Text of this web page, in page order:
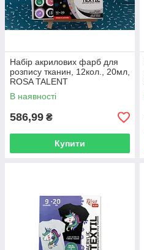
Набір акрилових фарб для
розпису тканин, 12кол., 20мл,
ROSA TALENT
В наявності
586,99 ₴
Купити